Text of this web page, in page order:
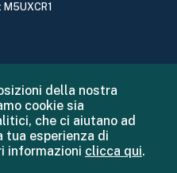
della nostra
cookie sia
che ci aiutano ad
tua esperienza di
informazioni clicca qui.